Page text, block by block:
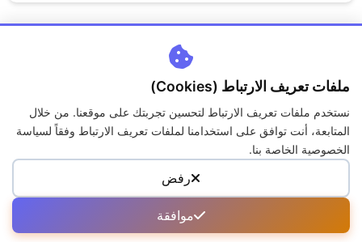
اتصل بنا من نحن سياسة الخصوصية
الكوكيز
حقوق الملكية
جميع الحقوق محفوظة لمنصة جــواب © 2026
ملفات تعريف الارتباط (Cookies)
نستخدم ملفات تعريف الارتباط لتحسين تجربتك على موقعنا. من خلال
المتابعة، أنت توافق على استخدامنا لملفات تعريف الارتباط وفقاً لسياسة
الخصوصية الخاصة بنا.
رفض
موافقة